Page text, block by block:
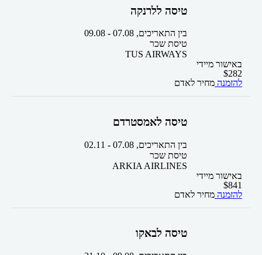
טיסה ללרנקה
בין התאריכים, -
09.08
טיסת שכר
TUS AIRWAYS
באישור מיידי
$282
להזמנה מחיר לאדם
טיסה לאמסטרדם
בין התאריכים, -
02.11
טיסת שכר
ARKIA AIRLINES
באישור מיידי
$841
להזמנה מחיר לאדם
טיסה לבאקו